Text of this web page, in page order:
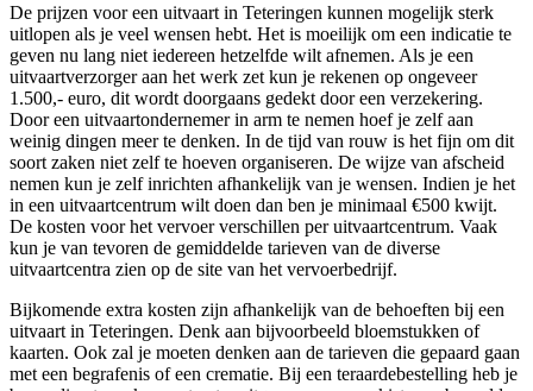
De prijzen voor een uitvaart in Teteringen kunnen mogelijk sterk
uitlopen als je veel wensen hebt. Het is moeilijk om een indicatie te
geven nu lang niet iedereen hetzelfde wilt afnemen. Als je een
uitvaartverzorger aan het werk zet kun je rekenen op ongeveer
1.500,- euro, dit wordt doorgaans gedekt door een verzekering.
Door een uitvaartondernemer in arm te nemen hoef je zelf aan
weinig dingen meer te denken. In de tijd van rouw is het fijn om dit
soort zaken niet zelf te hoeven organiseren. De wijze van afscheid
nemen kun je zelf inrichten afhankelijk van je wensen. Indien je het
in een uitvaartcentrum wilt doen dan ben je minimaal €500 kwijt.
De kosten voor het vervoer verschillen per uitvaartcentrum. Vaak
kun je van tevoren de gemiddelde tarieven van de diverse
uitvaartcentra zien op de site van het vervoerbedrijf.
Bijkomende extra kosten zijn afhankelijk van de behoeften bij een
uitvaart in Teteringen. Denk aan bijvoorbeeld bloemstukken of
kaarten. Ook zal je moeten denken aan de tarieven die gepaard gaan
met een begrafenis of een crematie. Bij een teraardebestelling heb je